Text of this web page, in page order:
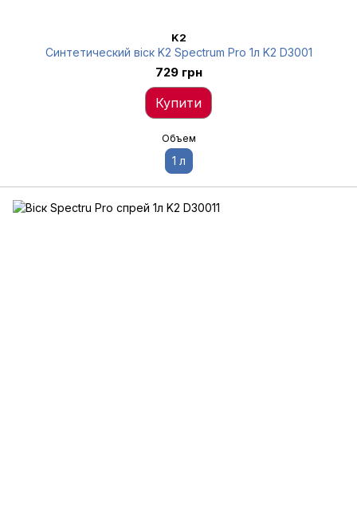
K2
Синтетический віск K2 Spectrum Pro 1л K2 D3001
729 грн
Купити
Объем
1 л